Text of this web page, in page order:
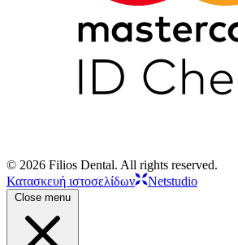
© 2026 Filios Dental. All rights reserved.
Κατασκευή ιστοσελίδων
Netstudio
Close menu